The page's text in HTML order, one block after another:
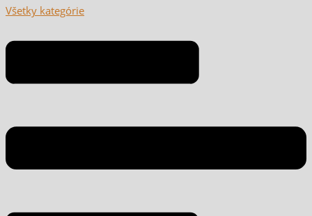
Všetky kategórie